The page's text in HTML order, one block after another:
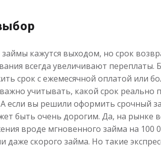
кажутся выходом, но срок
всегда увеличивают переплаты.
срок с ежемесячной оплатой или
учитывать, какой срок реально
если вы решили оформить срочный
быть очень дорогим. Да, на рынке
вроде мгновенного займа на 100
даже скорого займа. Но такие